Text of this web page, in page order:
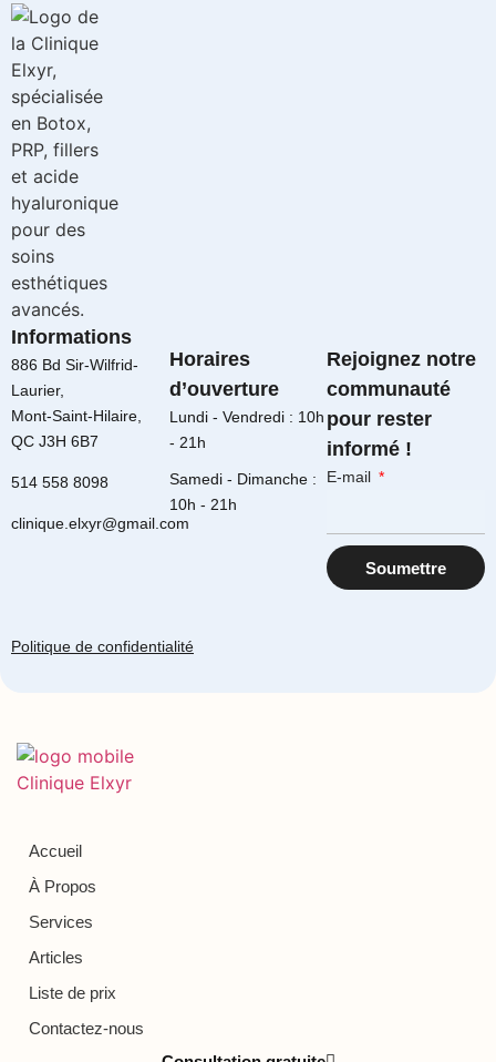
Informations
886 Bd Sir-Wilfrid-
Laurier,
Mont-Saint-Hilaire,
QC J3H 6B7
514 558 8098
clinique.elxyr@gmail.com
Horaires
d’ouverture
Lundi - Vendredi : 10h
- 21h
Samedi - Dimanche :
10h - 21h
Rejoignez notre
communauté
pour rester
informé !
E-mail
Soumettre
Politique de confidentialité
Accueil
À Propos
Services
Articles
Liste de prix
Contactez-nous